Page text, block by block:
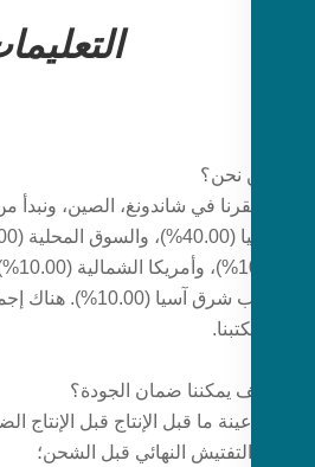
التعليمات
أفريقيا
ما قبل الإنتاج قبل الإنتاج الضخم؛
التفتيش النهائي قبل الشحن؛